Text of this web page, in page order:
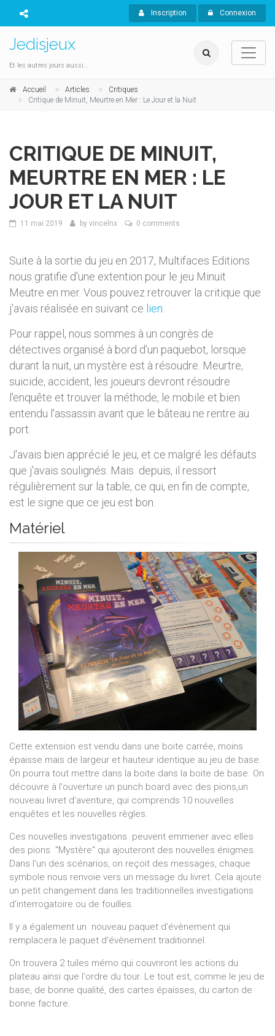
Inscription Connexion
Jedisjeux
Et les autres jours aussi...
Accueil Articles
Critiques
Critique de Minuit, Meurtre en Mer : Le Jour et la Nuit
CRITIQUE DE MINUIT,
MEURTRE EN MER : LE
JOUR ET LA NUIT
11 mai 2019 by vincelnx 0 comments
Suite à la sortie du jeu en 2017, Multifaces Editions
nous gratifie d'une extention pour le jeu Minuit
Meutre en mer. Vous pouvez retrouver la critique que
j'avais réalisée en suivant ce lien
Pour rappel, nous sommes à un congrès de
détectives organisé à bord d'un paquebot, lorsque
durant la nuit, un mystère est à résoudre. Meurtre,
suicide, accident, les joueurs devront résoudre
l'enquête et trouver la méthode, le mobile et bien
entendu l'assassin avant que le bâteau ne rentre au
port.
J'avais bien apprécié le jeu, et ce malgré les défauts
que j'avais soulignés. Mais depuis, il ressort
régulièrement sur la table, ce qui, en fin de compte,
est le signe que ce jeu est bon.
Matériel
Cette extension est vendu dans une boite carrée, moins
épaisse mais de largeur et hauteur identique au jeu de base.
On pourra tout mettre dans la boite dans la boite de base. On
découvre à l'ouverture un punch board avec des pions,un
nouveau livret d'aventure, qui comprends 10 nouvelles
enquêtes et les nouvelles règles.
Ces nouvelles investigations peuvent emmener avec elles
des pions "Mystère" qui ajouteront des nouvelles énigmes.
Dans l'un des scénarios, on reçoit des messages, chaque
symbole nous renvoie vers un message du livret. Cela ajoute
un petit changement dans les traditionnelles investigations
d'interrogatoire ou de fouilles.
Il y a également un nouveau paquet d'évènement qui
remplacera le paquet d'évènement traditionnel.
On trouvera 2 tuiles mémo qui couvriront les actions du
plateau ainsi que l'ordre du tour. Le tout est, comme le jeu de
base, de bonne qualité, des cartes épaisses, du carton de
bonne facture.